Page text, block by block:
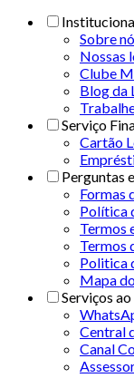
Sobre
Nossas
Clube
Blog da
Serviço
Cartão
Perguntas
Formas
Política
Termos
Termos
Politica
Mapa
Serviços
Central
Canal